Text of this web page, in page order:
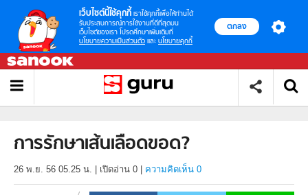
เว็บไซต์นี้ใช้คุกกี้ เราใช้คุกกี้เพื่อให้ท่านได้
รับประสบการณ์การใช้งานที่ดีที่สุดบน
เว็บไซต์ของเรา โปรดศึกษาเพิ่มเติมที่
นโยบายความเป็นส่วนตัว และ นโยบายคุกกี้
ตกลง
การรักษาเส้นเลือดขอด?
26 พ.ย. 56 05.25 น. เปิดอ่าน 0 ความคิดเห็น 0